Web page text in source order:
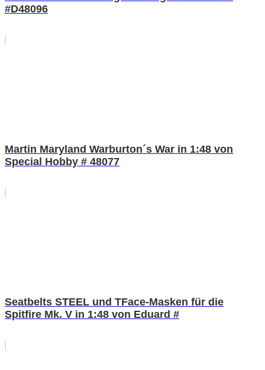
#D48096
Martin Maryland Warburton´s War in 1:48 von
Special Hobby # 48077
Seatbelts STEEL und TFace-Masken für die
Spitfire Mk. V in 1:48 von Eduard #